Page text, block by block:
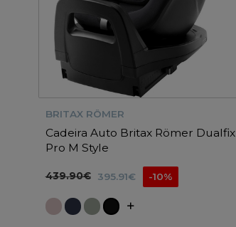
BRITAX RÖMER
Cadeira Auto Britax Römer Dualfix
Pro M Style
439.90€ 395.91€ -10%